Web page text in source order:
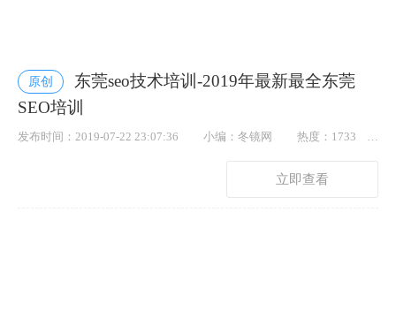
原创
东莞seo技术培训-2019年最新最全东莞
SEO培训
发布时间：2019-07-22 23:07:36 小编：冬镜网
热度：1733
立即查看